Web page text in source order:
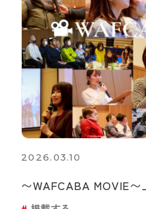
2026.03.10
〜WAFCABA MOVIE